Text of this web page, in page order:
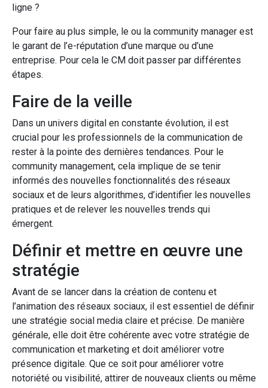
ligne ?
Pour faire au plus simple, le ou la community manager est
le garant de l’e-réputation d’une marque ou d’une
entreprise. Pour cela le CM doit passer par différentes
étapes.
Faire de la veille
Dans un univers digital en constante évolution, il est
crucial pour les professionnels de la communication de
rester à la pointe des dernières tendances. Pour le
community management, cela implique de se tenir
informés des nouvelles fonctionnalités des réseaux
sociaux et de leurs algorithmes, d’identifier les nouvelles
pratiques et de relever les nouvelles trends qui
émergent.
Définir et mettre en œuvre une
stratégie
Avant de se lancer dans la création de contenu et
l’animation des réseaux sociaux, il est essentiel de définir
une stratégie social media claire et précise. De manière
générale, elle doit être cohérente avec votre stratégie de
communication et marketing et doit améliorer votre
présence digitale. Que ce soit pour améliorer votre
notoriété ou visibilité, attirer de nouveaux clients ou même